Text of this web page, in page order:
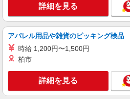
る） 交通費別途支
北海道札幌市西区
キープ
派遣社員
株式会社トラストグロース 北海道支社
住宅型有料老人ホー
従）
詳細を見る
アパレル用品や雑貨のピッキング検品
時給 1,200円〜1,500円
柏市
詳細を見る